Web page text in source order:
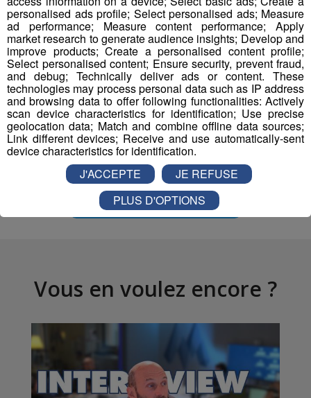
Garage Roady à Domancy au rond point d'Intermarché.
Partager sur Facebook
Partager sur Twitter
Vous en voulez encore ?
personalised ads profile; Select personalised ads; Measure
ad performance; Measure content performance; Apply
market research to generate audience insights; Develop and
improve products; Create a personalised content profile;
Select personalised content; Ensure security, prevent fraud,
and debug; Technically deliver ads or content. These
technologies may process personal data such as IP address
and browsing data to offer following functionalities: Actively
scan device characteristics for identification; Use precise
geolocation data; Match and combine offline data sources;
Link different devices; Receive and use automatically-sent
device characteristics for identification.
J'ACCEPTE
JE REFUSE
PLUS D'OPTIONS